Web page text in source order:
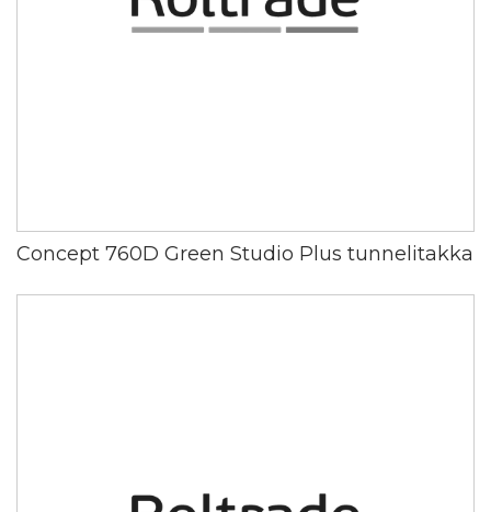
Concept 760D Green Studio Plus tunnelitakka